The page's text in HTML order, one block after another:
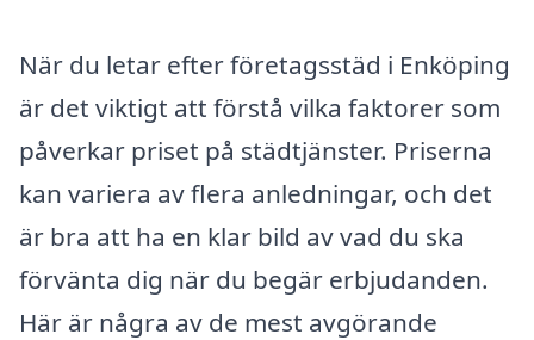
När du letar efter företagsstäd i Enköping
är det viktigt att förstå vilka faktorer som
påverkar priset på städtjänster. Priserna
kan variera av flera anledningar, och det
är bra att ha en klar bild av vad du ska
förvänta dig när du begär erbjudanden.
Här är några av de mest avgörande